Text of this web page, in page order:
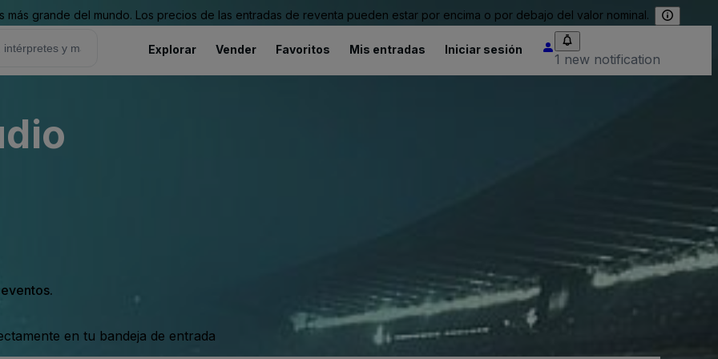
grande del mundo. Los precios de las entradas de reventa pueden estar por encima o por debajo del valor nominal.
Explorar Vender Favoritos Mis entradas Iniciar sesión
1 new notification
en tu bandeja de entrada